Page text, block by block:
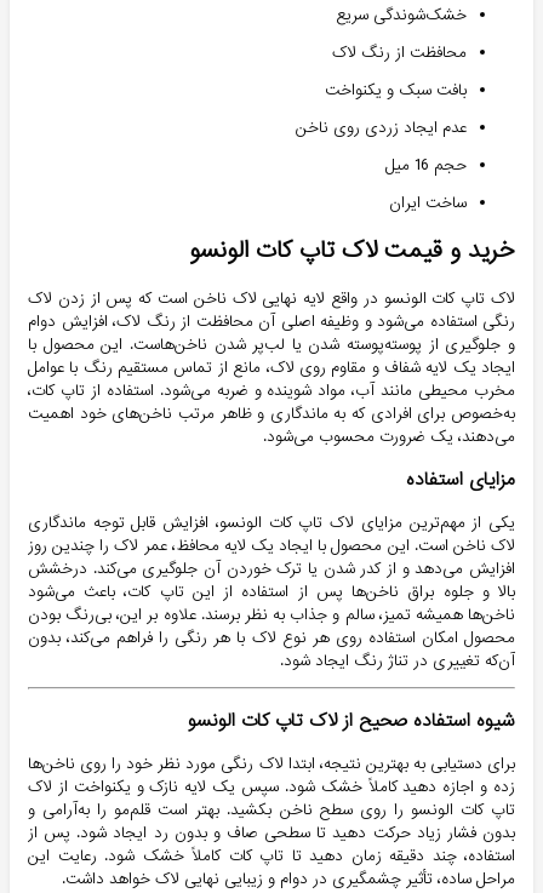
خشک‌شوندگی سریع
محافظت از رنگ لاک
بافت سبک و یکنواخت
عدم ایجاد زردی روی ناخن
حجم 16 میل
ساخت ایران
خرید و قیمت لاک تاپ کات الونسو
لاک تاپ کات الونسو در واقع لایه نهایی لاک ناخن است که پس از زدن لاک
رنگی استفاده می‌شود و وظیفه اصلی آن محافظت از رنگ لاک، افزایش دوام
و جلوگیری از پوسته‌پوسته شدن یا لب‌پر شدن ناخن‌هاست. این محصول با
ایجاد یک لایه شفاف و مقاوم روی لاک، مانع از تماس مستقیم رنگ با عوامل
مخرب محیطی مانند آب، مواد شوینده و ضربه می‌شود. استفاده از تاپ کات،
به‌خصوص برای افرادی که به ماندگاری و ظاهر مرتب ناخن‌های خود اهمیت
می‌دهند، یک ضرورت محسوب می‌شود.
مزایای استفاده
یکی از مهم‌ترین مزایای لاک تاپ کات الونسو، افزایش قابل توجه ماندگاری
لاک ناخن است. این محصول با ایجاد یک لایه محافظ، عمر لاک را چندین روز
افزایش می‌دهد و از کدر شدن یا ترک خوردن آن جلوگیری می‌کند. درخشش
بالا و جلوه براق ناخن‌ها پس از استفاده از این تاپ کات، باعث می‌شود
ناخن‌ها همیشه تمیز، سالم و جذاب به نظر برسند. علاوه بر این، بی‌رنگ بودن
محصول امکان استفاده روی هر نوع لاک با هر رنگی را فراهم می‌کند، بدون
آن‌که تغییری در تناژ رنگ ایجاد شود.
شیوه استفاده صحیح از لاک تاپ کات الونسو
برای دستیابی به بهترین نتیجه، ابتدا لاک رنگی مورد نظر خود را روی ناخن‌ها
زده و اجازه دهید کاملاً خشک شود. سپس یک لایه نازک و یکنواخت از لاک
تاپ کات الونسو را روی سطح ناخن بکشید. بهتر است قلم‌مو را به‌آرامی و
بدون فشار زیاد حرکت دهید تا سطحی صاف و بدون رد ایجاد شود. پس از
استفاده، چند دقیقه زمان دهید تا تاپ کات کاملاً خشک شود. رعایت این
مراحل ساده، تأثیر چشمگیری در دوام و زیبایی نهایی لاک خواهد داشت.